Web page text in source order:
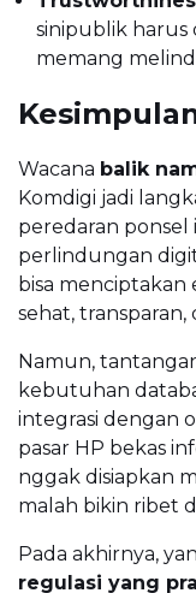
sinipublik harus
memang
Wacana balik
Komdigi jadi
peredaran
perlindungan
bisa menciptakan
sehat, transparan,
Namun,
kebutuhan
integrasi dengan
pasar HP bekas
nggak disiapkan
malah bikin ribet
Pada akhirnya,
regulasi yang